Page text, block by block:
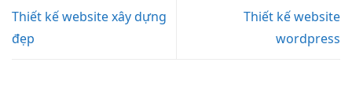
Thiết kế website xây dựng
đẹp
Thiết kế website
wordpress